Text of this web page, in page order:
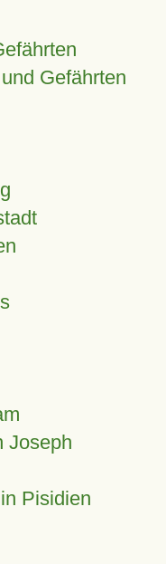
Gefährten
Joseph
Pisidien